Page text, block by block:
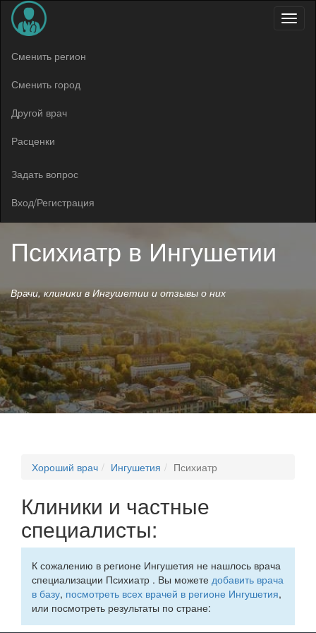
Меню
Сменить регион
Сменить город
Другой врач
Расценки
Задать вопрос
Вход/Регистрация
Психиатр в Ингушетии
Врачи, клиники в Ингушетии и отзывы о них
Хороший врач Ингушетия Психиатр
Клиники и частные
специалисты:
К сожалению в регионе Ингушетия не нашлось врача
специализации Психиатр . Вы можете добавить врача
в базу, посмотреть всех врачей в регионе Ингушетия,
или посмотреть результаты по стране: